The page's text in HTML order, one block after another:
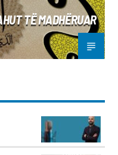
TË MADHËRUAR